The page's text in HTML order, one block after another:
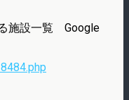
施設一覧 Google